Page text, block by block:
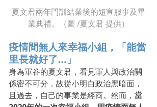
夏文君兩年門訓結業後的短宣服事及畢
業典禮。（圖 /夏文君 提供）
疫情間無人來幸福小組，「能當
里長就好了...」
身為軍眷的夏文君，看見軍人與政治關
係密不可分，故從小明白政治黑暗面，
且過去，自己的事業是經商。然而， 當